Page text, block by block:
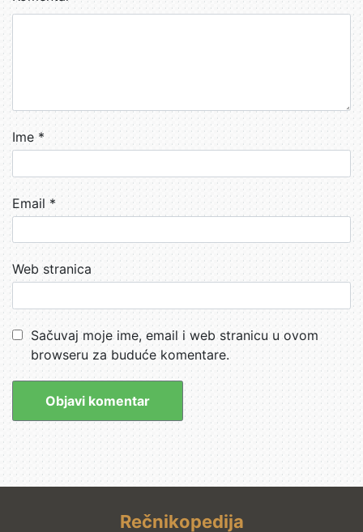
Ime*
Email*
Web stranica
Sačuvaj moje ime, email i web stranicu u ovom
browseru za buduće komentare.
Rečnikopedija